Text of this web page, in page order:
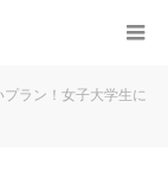
ラン！女子大学生に